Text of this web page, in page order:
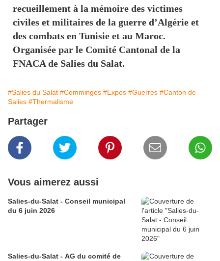
recueillement à la mémoire des victimes
civiles et militaires de la guerre d’Algérie et
des combats en Tunisie et au Maroc.
Organisée par le Comité Cantonal de la
FNACA de Salies du Salat.
#Salies du Salat #Comminges #Expos #Guerres #Canton de
Salies #Thermalisme
Partager
Vous aimerez aussi
Salies-du-Salat - Conseil municipal
du 6 juin 2026
Salies-du-Salat - AG du comité de